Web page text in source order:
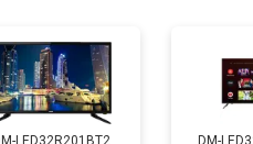
LED32R201BT2 DM-